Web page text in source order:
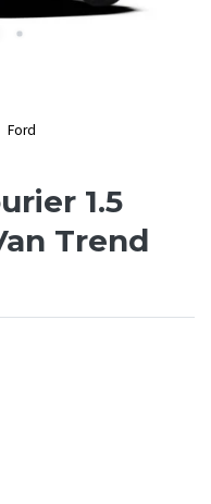
Ford
1.5
Trend